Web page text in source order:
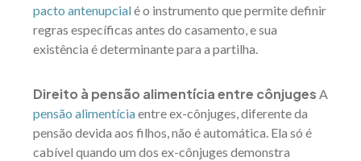
pacto antenupcialé o instrumento que permite definir
regras específicas antes do casamento, e sua
existência é determinante para a partilha.
Direito à pensão alimentícia entre cônjuges A
pensão alimentíciaentre ex-cônjuges, diferente da
pensão devida aos filhos, não é automática. Ela só é
cabível quando um dos ex-cônjuges demonstra